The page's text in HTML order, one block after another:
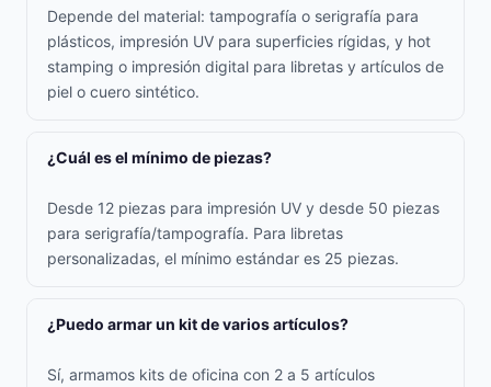
Depende del material: tampografía o serigrafía para
plásticos, impresión UV para superficies rígidas, y hot
stamping o impresión digital para libretas y artículos de
piel o cuero sintético.
¿Cuál es el mínimo de piezas?
Desde 12 piezas para impresión UV y desde 50 piezas
para serigrafía/tampografía. Para libretas
personalizadas, el mínimo estándar es 25 piezas.
¿Puedo armar un kit de varios artículos?
Sí, armamos kits de oficina con 2 a 5 artículos